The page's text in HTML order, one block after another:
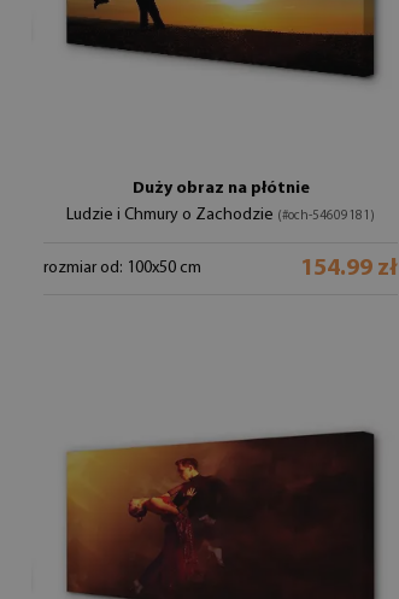
Duży obraz na płótnie
Ludzie i Chmury o Zachodzie (#och-54609181)
rozmiar od: 100x50 cm 154.99 zł